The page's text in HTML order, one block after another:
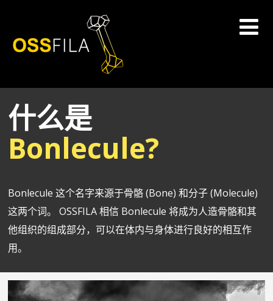
什么是
Bonlecule?
Bonlecule 这个名字来源于骨骼 (Bone) 和分子 (Molecule)
这两个词。 OSSFILA 相信 Bonlecule 将成为人造骨骼和其
他组织的组成部分，可以在体内与身体进行良好的相互作
用。